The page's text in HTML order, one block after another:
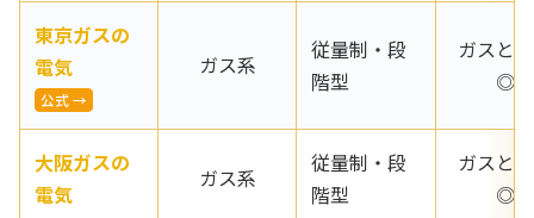
東京ガスの
電気
公式 →
ガス系
従量制・段
階型
ガスと
◎
大阪ガスの
電気
ガス系
従量制・段
階型
ガスと
◎